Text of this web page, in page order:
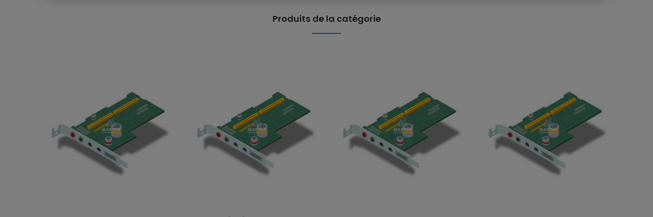
Produits de la catégorie